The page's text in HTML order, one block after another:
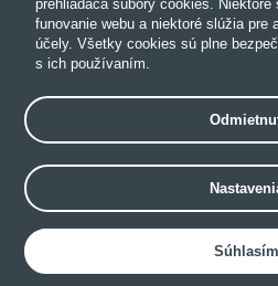
Hotel websites • Hotel applications •
Upselling
prehliadača súbory cookies.
funovanie webu a niektoré slúžia pre
účely. Všetky cookies sú plne
s ich používaním.
Súhlasím